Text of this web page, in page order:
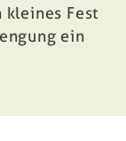
Fest
ein